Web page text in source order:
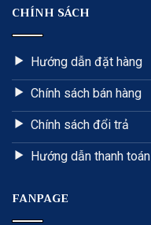
CHÍNH SÁCH
Hướng dẫn đặt hàng
Chính sách bán hàng
Chính sách đổi trả
Hướng dẫn thanh toán
FANPAGE